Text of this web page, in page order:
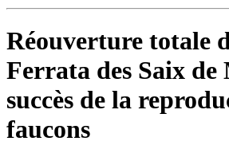
Réouverture totale
Ferrata des Saix de
succès de la
faucons